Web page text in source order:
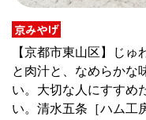
京みやげ
【京都市東山区】じゅ
と肉汁と、なめらかな
い。大切な人にすすめ
い。清水五条［ハム工